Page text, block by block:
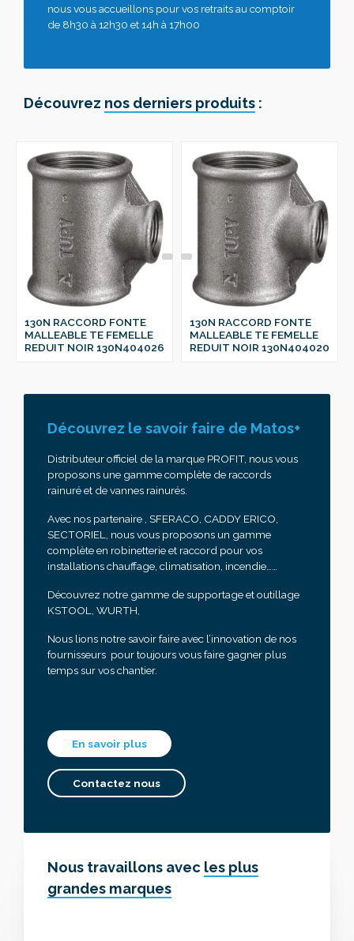
nous vous accueillons pour vos retraits au comptoir
de 8h30 à 12h30 et 14h à 17h00
Découvrez nos derniers produits :
130N RACCORD FONTE
MALLEABLE TE FEMELLE
REDUIT NOIR 130N404026
130N RACCORD FONTE
MALLEABLE TE FEMELLE
REDUIT NOIR 130N404020
Découvrez le savoir faire de Matos+
Distributeur officiel de la marque PROFIT, nous vous
proposons une gamme complète de raccords
rainuré et de vannes rainurés.
Avec nos partenaire , SFERACO, CADDY ERICO,
SECTORIEL, nous vous proposons un gamme
complète en robinetterie et raccord pour vos
installations chauffage, climatisation, incendie……
Découvrez notre gamme de supportage et outillage
KSTOOL, WURTH,
Nous lions notre savoir faire avec l’innovation de nos
fournisseurs pour toujours vous faire gagner plus
temps sur vos chantier.
En savoir plus
Contactez nous
Nous travaillons avec les plus
grandes marques